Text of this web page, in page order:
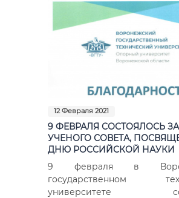
12 Февраля 2021
9 ФЕВРАЛЯ СОСТОЯЛОСЬ
УЧЕНОГО СОВЕТА,
ДНЮ РОССИЙСКОЙ НАУКИ
9 февраля в
государственном
университете